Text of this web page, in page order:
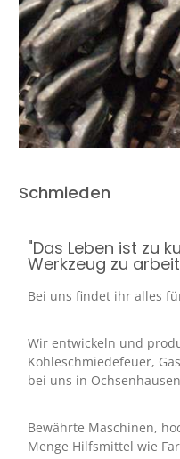
Schmieden
"Das Leben ist zu
Werkzeug zu
Bei uns findet ihr alles
Wir entwickeln und
Kohleschmiedefeuer,
bei uns in
Bewährte Maschinen,
Menge Hilfsmittel wie